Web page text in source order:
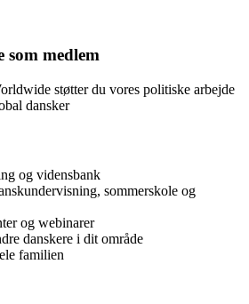
som medlem
støtter du vores politiske arbejde
dansker
og vidensbank
sommerskole og
og webinarer
danskere i dit område
familien